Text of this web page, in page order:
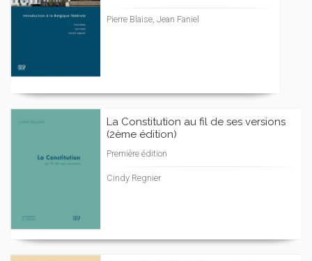
Pierre Blaise, Jean Faniel
La Constitution au fil de ses versions
(2ème édition)
Première édition
Cindy Regnier